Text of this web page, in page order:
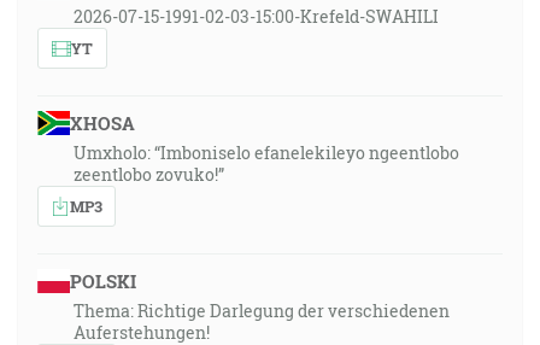
2026-07-15-1991-02-03-15:00-Krefeld-SWAHILI
YT
XHOSA
Umxholo: “Imboniselo efanelekileyo ngeentlobo
zeentlobo zovuko!”
MP3
POLSKI
Thema: Richtige Darlegung der verschiedenen
Auferstehungen!